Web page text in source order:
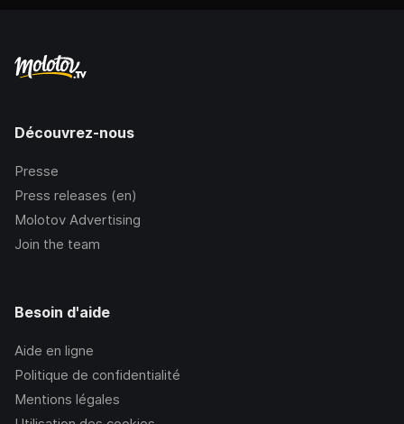
Découvrez-nous
Presse
Press releases (en)
Molotov Advertising
Join the team
Besoin d'aide
Aide en ligne
Politique de confidentialité
Mentions légales